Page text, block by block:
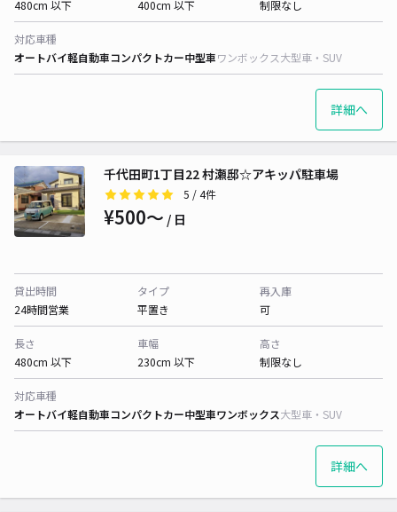
480cm 以下
400cm 以下
制限なし
対応車種
オートバイ軽自動車コンパクトカー中型車ワンボックス大型車・SUV
詳細へ
千代田町1丁目22 村瀬邸☆アキッパ駐車場
5 / 4件
¥500〜 / 日
貸出時間
24時間営業
タイプ
平置き
再入庫
可
長さ
480cm 以下
車幅
230cm 以下
高さ
制限なし
対応車種
オートバイ軽自動車コンパクトカー中型車ワンボックス大型車・SUV
詳細へ